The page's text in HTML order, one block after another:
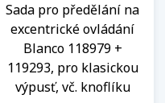
Sada pro předělání na
excentrické ovládání
Blanco 118979 +
119293, pro klasickou
výpusť, vč. knoflíku